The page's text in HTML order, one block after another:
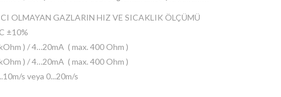
OLMAYAN GAZLARIN HIZ VE SICAKLIK ÖLÇÜMÜ
±10%
) / 4…20mA ( max. 400 Ohm )
) / 4…20mA ( max. 400 Ohm )
s veya 0...20m/s